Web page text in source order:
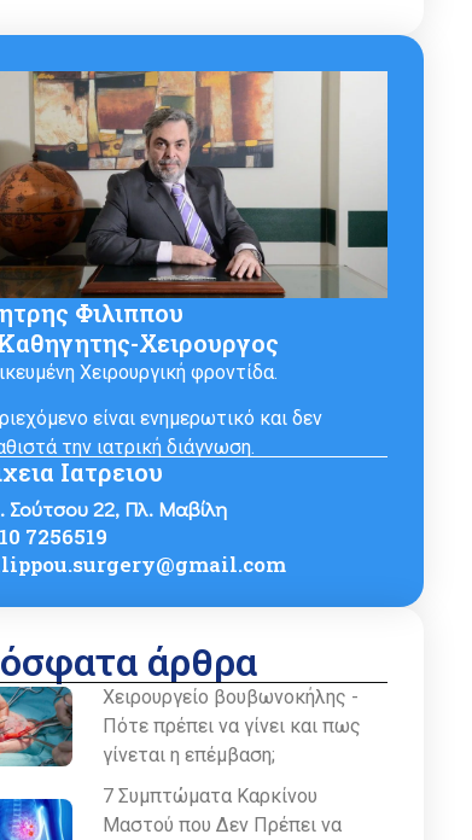
Φιλιππου
Χειρουργος
Χειρουργική φροντίδα.
είναι ενημερωτικό και δεν
την ιατρική διάγνωση.
Ιατρειου
Σούτσου 22, Πλ. Μαβίλη
7256519
άρθρα
Χειρουργείο βουβωνοκήλης -
Πότε πρέπει να γίνει και πως
γίνεται η επέμβαση;
7 Συμπτώματα Καρκίνου
Μαστού που Δεν Πρέπει να